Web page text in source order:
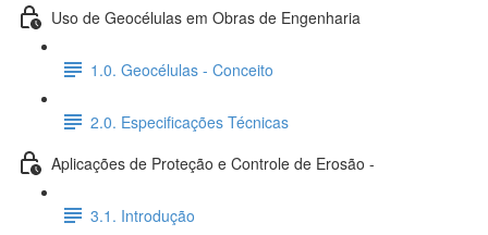
Uso de Geocélulas em Obras de Engenharia
1.0. Geocélulas - Conceito
2.0. Especificações Técnicas
Aplicações de Proteção e Controle de Erosão -
3.1. Introdução